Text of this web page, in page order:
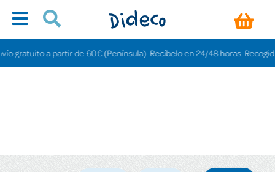
a partir de 60€ (Península). Recíbelo en 24/48 horas. Recogida